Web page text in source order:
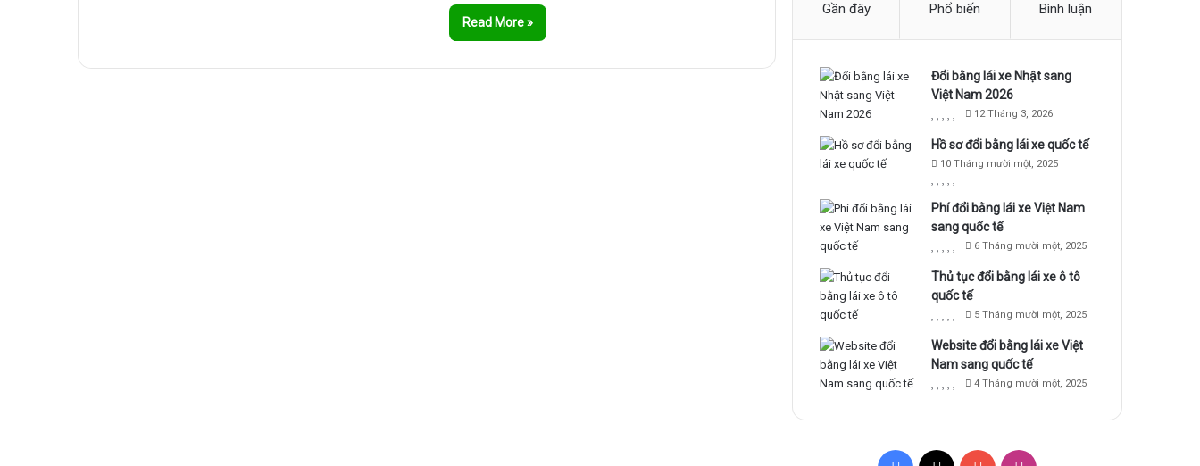
Read More »
Gần đây Phổ biến Bình luận
Đổi bằng lái xe Nhật sang
Việt Nam 2026
12 Tháng 3, 2026
Hồ sơ đổi bằng lái xe quốc tế
10 Tháng mười một, 2025
Phí đổi bằng lái xe Việt Nam
sang quốc tế
6 Tháng mười một, 2025
Thủ tục đổi bằng lái xe ô tô
quốc tế
5 Tháng mười một, 2025
Website đổi bằng lái xe Việt
Nam sang quốc tế
4 Tháng mười một, 2025